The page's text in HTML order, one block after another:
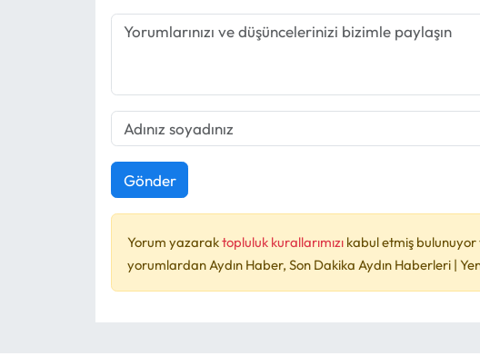
Gönder
Yorum yazaraktopluluk kurallarımızı kabul etmiş bulunuyor
yorumlardan Aydın Haber, Son Dakika Aydın Haberleri |